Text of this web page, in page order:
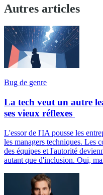
Autres articles
Bug de genre
La tech veut un autre
ses vieux réflexes
L'essor de l'IA pousse les
les managers techniques. Les
des équipes et l'autorité
autant que d'inclusion. Oui,